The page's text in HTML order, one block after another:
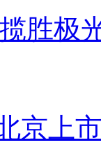
胜极
京上